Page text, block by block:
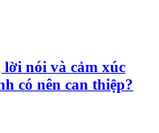
nói và cảm xúc
có nên can thiệp?